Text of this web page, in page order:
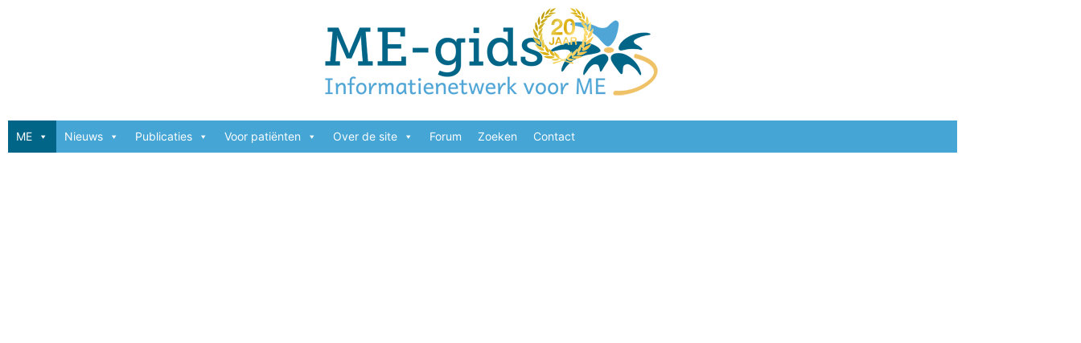
ME Nieuws Publicaties Voor patiënten Over de site Forum Zoeken Contact